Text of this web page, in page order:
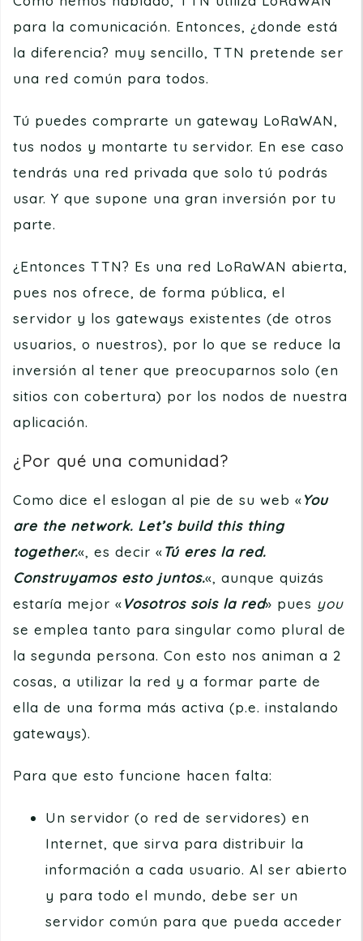
para la comunicación. Entonces, ¿donde está
la diferencia? muy sencillo, TTN pretende ser
una red común para todos.
Tú puedes comprarte un gateway LoRaWAN,
tus nodos y montarte tu servidor. En ese caso
tendrás una red privada que solo tú podrás
usar. Y que supone una gran inversión por tu
parte.
¿Entonces TTN? Es una red LoRaWAN abierta,
pues nos ofrece, de forma pública, el
servidor y los gateways existentes (de otros
usuarios, o nuestros), por lo que se reduce la
inversión al tener que preocuparnos solo (en
sitios con cobertura) por los nodos de nuestra
aplicación.
¿Por qué una comunidad?
Como dice el eslogan al pie de su web «You
are the network. Let’s build this thing
together.«, es decir «Tú eres la red.
Construyamos esto juntos.«, aunque quizás
estaría mejor «Vosotros sois la red» pues you
se emplea tanto para singular como plural de
la segunda persona. Con esto nos animan a 2
cosas, a utilizar la red y a formar parte de
ella de una forma más activa (p.e. instalando
gateways).
Para que esto funcione hacen falta:
Un servidor (o red de servidores) en
Internet, que sirva para distribuir la
información a cada usuario. Al ser abierto
y para todo el mundo, debe ser un
servidor común para que pueda acceder